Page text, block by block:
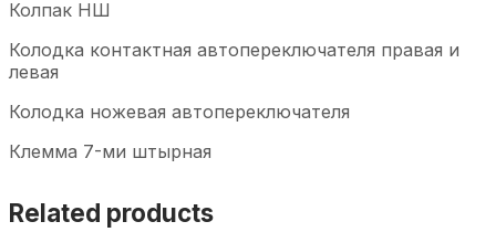
Колпак НШ
Колодка контактная автопереключателя правая и
левая
Колодка ножевая автопереключателя
Клемма 7-ми штырная
Related products